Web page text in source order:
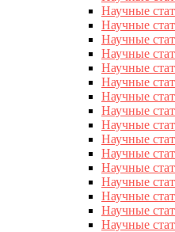
Научные
Научные
Научные
Научные
Научные
Научные
Научные
Научные
Научные
Научные
Научные
Научные
Научные
Научные
Научные
Научные